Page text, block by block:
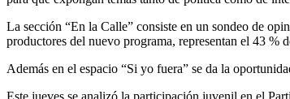
La sección “En la Calle” consiste en un sondeo de
productores del nuevo programa, representan el 43 %
Además en el espacio “Si yo fuera” se da la